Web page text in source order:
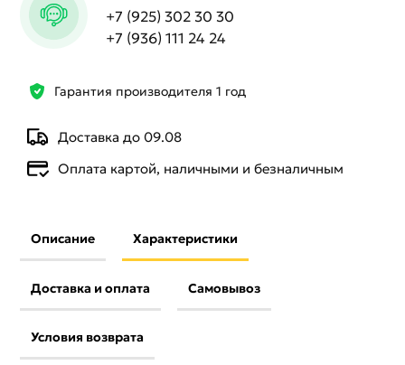
Гарантия производителя 1 год
Доставка до 09.08
Оплата картой, наличными и безналичным
+7 (925) 302 30 30
+7 (936) 111 24 24
Описание Характеристики
Доставка и оплата Самовывоз
Условия возврата